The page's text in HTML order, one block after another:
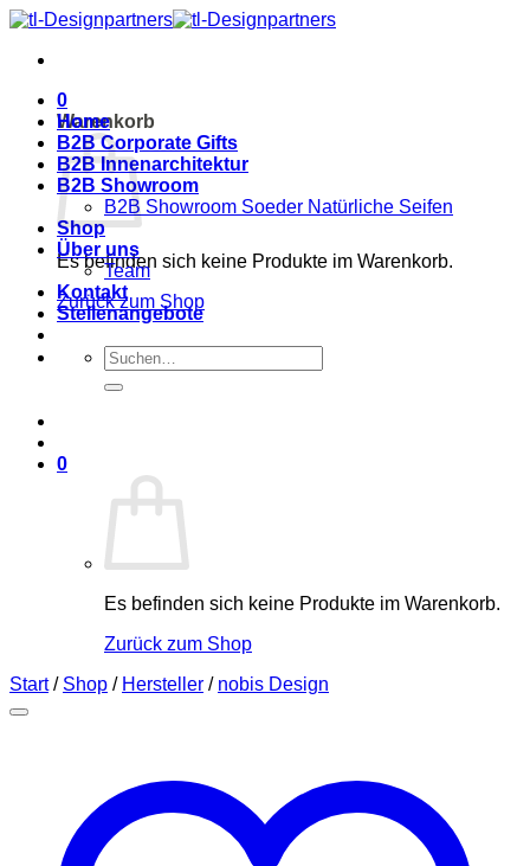
Zum
springen
0
Warenkorb
Es befinden sich keine Produkte im Warenkorb.
Zurück zum Shop
Home
B2B Corporate Gifts
B2B Innenarchitektur
B2B Showroom
B2B Showroom Soeder Natürliche Seifen
Shop
Über uns
Team
Kontakt
Stellenangebote
Suche
nach:
0
Es befinden sich keine Produkte im Warenkorb.
Zurück zum Shop
Start / Shop / Hersteller / nobis Design